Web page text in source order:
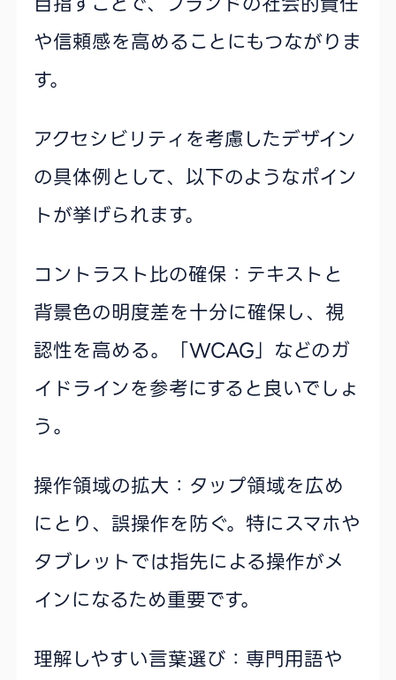
や信頼感を高めることにもつながりま
す。
アクセシビリティを考慮したデザイン
の具体例として、以下のようなポイン
トが挙げられます。
コントラスト比の確保：テキストと
背景色の明度差を十分に確保し、視
認性を高める。「WCAG」などのガ
イドラインを参考にすると良いでしょ
う。
操作領域の拡大：タップ領域を広め
にとり、誤操作を防ぐ。特にスマホや
タブレットでは指先による操作がメ
インになるため重要です。
理解しやすい言葉選び：専門用語や